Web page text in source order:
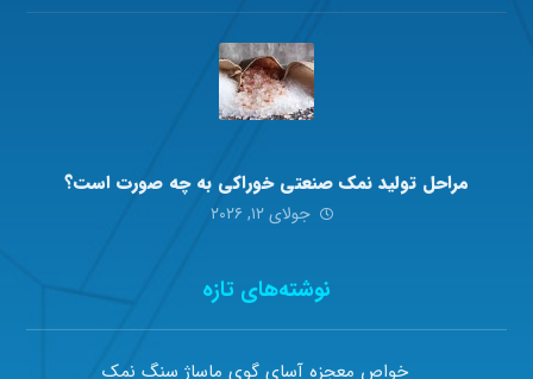
مراحل تولید نمک صنعتی خوراکی به چه صورت است؟
جولای ۱۲, ۲۰۲۶
نوشته‌های تازه
خواص معجزه آسای گوی ماساژ سنگ نمک